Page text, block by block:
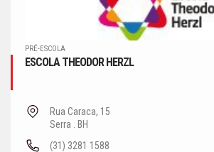
PRÉ-ESCOLA
ESCOLA THEODOR HERZL
Rua Caraca, 15
Serra . BH
(31) 3281 1588